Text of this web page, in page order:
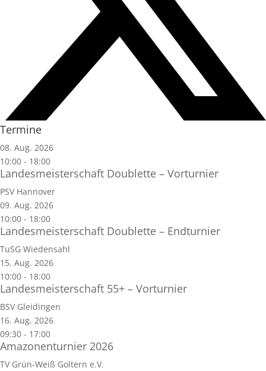
Termine
08. Aug. 2026
10:00 - 18:00
Landesmeisterschaft Doublette – Vorturnier
PSV Hannover
09. Aug. 2026
10:00 - 18:00
Landesmeisterschaft Doublette – Endturnier
TuSG Wiedensahl
15. Aug. 2026
10:00 - 18:00
Landesmeisterschaft 55+ – Vorturnier
BSV Gleidingen
16. Aug. 2026
09:30 - 17:00
Amazonenturnier 2026
TV Grün-Weiß Goltern e.V.